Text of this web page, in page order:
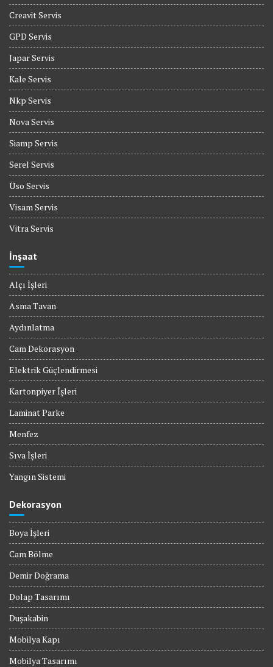
Creavit Servis
GPD Servis
Japar Servis
Kale Servis
Nkp Servis
Nova Servis
Siamp Servis
Serel Servis
Üso Servis
Visam Servis
Vitra Servis
İnşaat
Alçı İşleri
Asma Tavan
Aydınlatma
Cam Dekorasyon
Elektrik Güçlendirmesi
Kartonpiyer İşleri
Laminat Parke
Menfez
Sıva İşleri
Yangın Sistemi
Dekorasyon
Boya İşleri
Cam Bölme
Demir Doğrama
Dolap Tasarımı
Duşakabin
Mobilya Kapı
Mobilya Tasarımı